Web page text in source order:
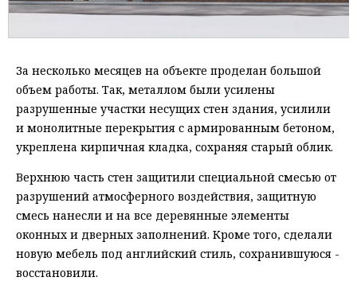
За несколько месяцев на объекте проделан большой
объем работы. Так, металлом были усилены
разрушенные участки несущих стен здания, усилили
и монолитные перекрытия с армированным бетоном,
укреплена кирпичная кладка, сохраняя старый облик.
Верхнюю часть стен защитили специальной смесью от
разрушений атмосферного воздействия, защитную
смесь нанесли и на все деревянные элементы
оконных и дверных заполнений. Кроме того, сделали
новую мебель под английский стиль, сохранившуюся -
восстановили.